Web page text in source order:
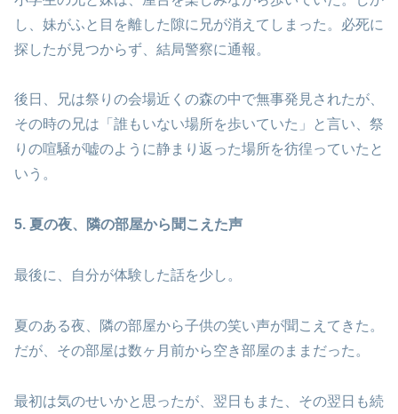
し、妹がふと目を離した隙に兄が消えてしまった。必死に
探したが見つからず、結局警察に通報。
後日、兄は祭りの会場近くの森の中で無事発見されたが、
その時の兄は「誰もいない場所を歩いていた」と言い、祭
りの喧騒が嘘のように静まり返った場所を彷徨っていたと
いう。
5. 夏の夜、隣の部屋から聞こえた声
最後に、自分が体験した話を少し。
夏のある夜、隣の部屋から子供の笑い声が聞こえてきた。
だが、その部屋は数ヶ月前から空き部屋のままだった。
最初は気のせいかと思ったが、翌日もまた、その翌日も続